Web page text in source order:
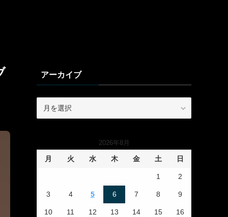
アーカイブ
2026年8月
月 火 水 木 金 土 日
1 2
3 4 5 6 7 8 9
10 11 12 13 14 15 16